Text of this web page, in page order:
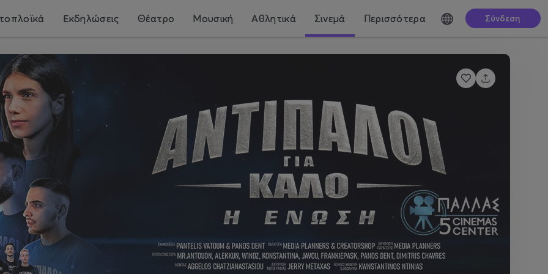
Εκδηλώσεις Θέατρο Μουσική Αθλητικά Σινεμά Περισσότερα Σύνδεση